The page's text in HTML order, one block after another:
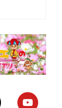
限定】オーシャ
ついて